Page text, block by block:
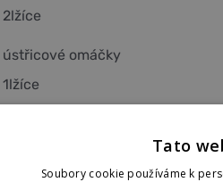
2lžíce
ústřicové omáčky
1lžíce
Tato
Soubory cookie používáme k